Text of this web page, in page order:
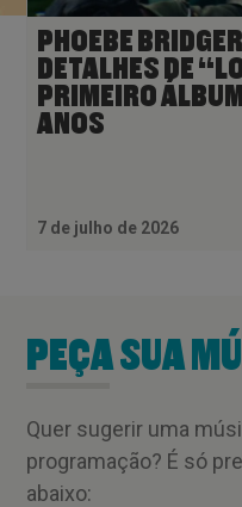
PHOEBE
DETALHES DE
PRIMEIRO
ANOS
7 de julho de 2026
PEÇA SUA
Quer sugerir uma
programação? É só
abaixo: